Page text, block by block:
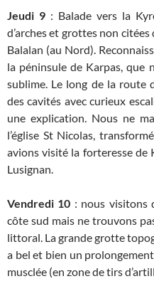
Jeudi 9 : Balade vers la
d’arches et grottes non
Balalan (au Nord).
la péninsule de Karpas, que
sublime. Le long de la route
des cavités avec curieux
une explication. Nous ne
l’église St Nicolas,
avions visité la forteresse de
Lusignan.
Vendredi 10 : nous visitons
côte sud mais ne trouvons
littoral. La grande grotte
a bel et bien un
musclée (en zone de tirs